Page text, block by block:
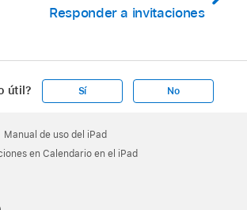
Responder a invitaciones
útil? Sí No
Manual de uso del iPad
en Calendario en el iPad